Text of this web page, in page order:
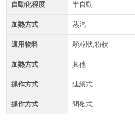
自動化程度 半自動
加熱方式 蒸汽
適用物料 顆粒狀,粉狀
加熱方式 其他
操作方式 連續式
操作方式 間歇式